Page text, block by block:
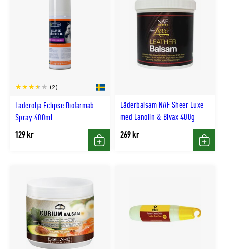
Läderolja Eclipse Biofarmab
Spray 400ml
(2)
129 kr
Köp
Läderbalsam NAF Sheer Luxe
med Lanolin & Bivax 400g
269 kr
Köp